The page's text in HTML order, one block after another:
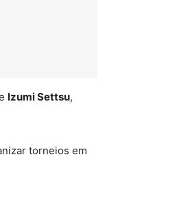
Izumi Settsu,
torneios em